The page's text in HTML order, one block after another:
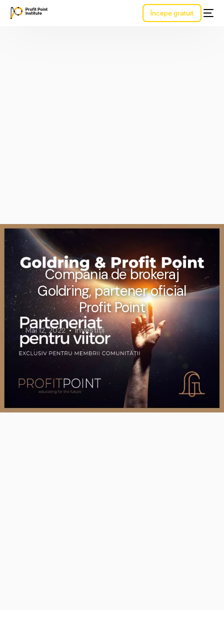
Începe gratuit
Compania de brokeraj
Goldring, partener oficial
Profit Point
Mai 12, 2022 Investiții